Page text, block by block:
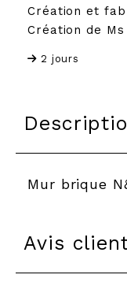
Création et
Création de Ms
2 jours
Mur brique
Avis